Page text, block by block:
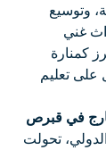
وتوسيع
غني
كمنارة
على تعليم
في قبرص
تحولت